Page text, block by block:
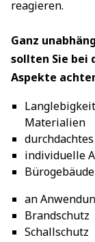
reagieren.
Ganz
sollten Sie bei
Aspekte
Materialien
individuelle
an
Brandschutz
Schallschutz